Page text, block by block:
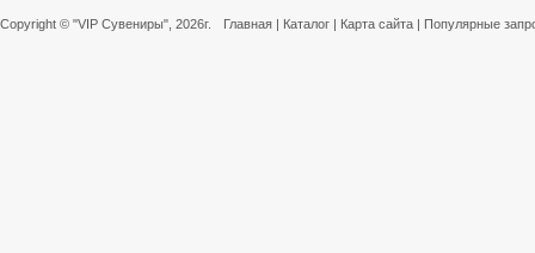
Copyright © "VIP Сувениры" , 2026г. Главная | Каталог | Карта сайта | Популярные